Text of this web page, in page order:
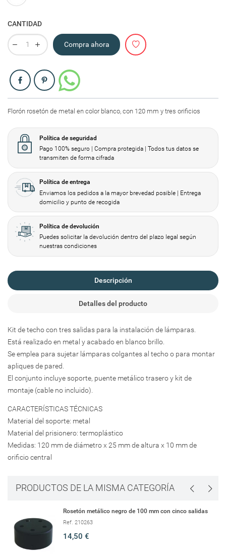
CANTIDAD
Compra ahora
Compartir
Florón rosetón de metal en color blanco, con 120 mm y tres orificios
Política de seguridad
Pago 100% seguro | Compra protegida | Todos tus datos se
transmiten de forma cifrada
Política de entrega
Enviamos los pedidos a la mayor brevedad posible | Entrega
domicilio y punto de recogida
Política de devolución
Puedes solicitar la devolución dentro del plazo legal según
nuestras condiciones
Descripción
Detalles del producto
Kit de techo con tres salidas para la instalación de lámparas.
Está realizado en metal y acabado en blanco brillo.
Se emplea para sujetar lámparas colgantes al techo o para montar
apliques de pared.
El conjunto incluye soporte, puente metálico trasero y kit de
montaje (cable no incluido).
CARACTERÍSTICAS TÉCNICAS
Material del soporte: metal
Material del prisionero: termoplástico
Medidas: 120 mm de diámetro x 25 mm de altura x 10 mm de
orificio central
PRODUCTOS DE LA MISMA CATEGORÍA
Rosetón metálico negro de 100 mm con cinco salidas
Ref. 210263
14,50 €
Añadir a la lista de deseos
add_circle_outline Create new list
Crear lista de deseos
Nombre de la lista de deseos
Iniciar sesión
Debe iniciar sesión para guardar productos en su lista de deseos.